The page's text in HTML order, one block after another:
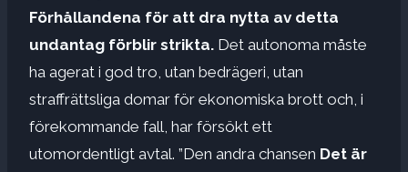
Förhållandena för att dra nytta av detta
undantag förblir strikta. Det autonoma måste
ha agerat i god tro, utan bedrägeri, utan
straffrättsliga domar för ekonomiska brott och, i
förekommande fall, har försökt ett
utomordentligt avtal. ”Den andra chansen Det är